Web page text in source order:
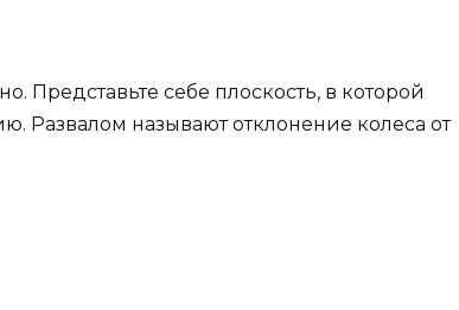
Представьте себе плоскость, в которой
Развалом называют отклонение колеса от